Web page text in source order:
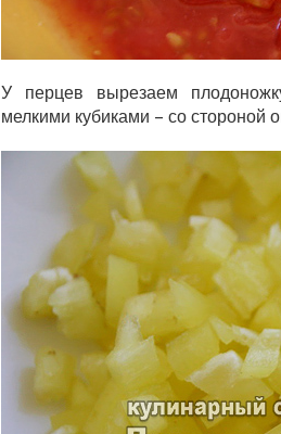
У перцев вырезаем
мелкими кубиками – со стороной